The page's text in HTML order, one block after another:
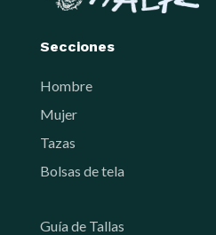
Secciones
Hombre
Mujer
Tazas
Bolsas de tela
Guía de Tallas